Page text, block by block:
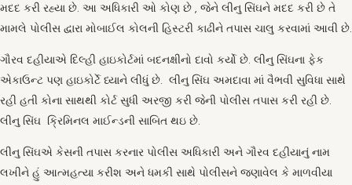
મદદ કરી રહ્યા છે. આ અધિકારી ઓ કોણ છે , જેને લીનુ સિંઘને મદદ કરી છે તે
મામલે પોલીસ દ્વારા મોબાઈલ કોલની હિસ્ટરી કાઢીને તપાસ ચાલુ કરવામાં આવી છે.
ગૌરવ દહીયાએ દિલ્હી હાઇકોર્ટમાં બદનક્ષીનો દાવો કર્યો છે. લીનુ સિંઘના ફેક
એકાઉન્ટ પણ હાઇકોર્ટે ધ્યાને લીધું છે. લીનુ સિંઘ અમદાવા માં વૈભવી સુવિધા સાથે
રહી હતી કોના સાથથી કોર્ટ સુધી અરજી કરી જેની પોલીસ તપાસ કરી રહી છે.
લીનુ સિંઘ ક્રિમિનલ માઈન્ડની સાબિત થઇ છે.
લીનુ સિંઘએ કેસની તપાસ કરનાર પોલીસ અધિકારી અને ગૌરવ દહીયાનું નામ
લખીને હું આત્મહત્યા કરીશ અને ધમકી સાથે પોલીસને જણાવેલ કે માળવીયા